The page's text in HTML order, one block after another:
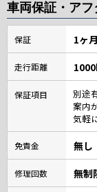
車両保証・ア
保証 1ヶ月
走行距離
保証項目
別途
案内
気軽
免責金 無し
修理回数 無制